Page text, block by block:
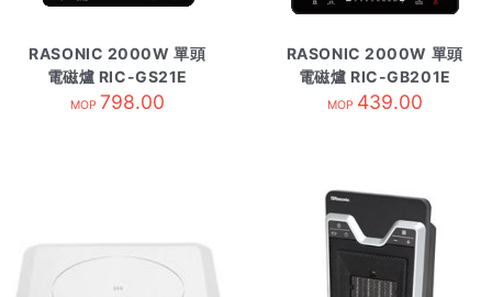
RASONIC 2000W 單頭
電磁爐 RIC-GS21E
MOP 798.00
RASONIC 2000W 單頭
電磁爐 RIC-GB201E
MOP 439.00